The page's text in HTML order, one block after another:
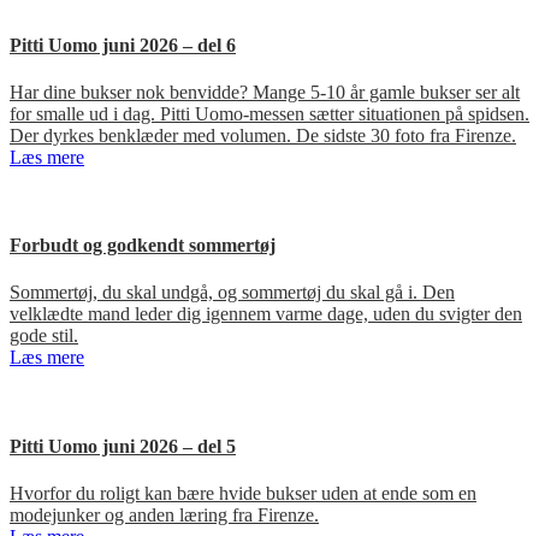
Pitti Uomo juni 2026 – del 6
Har dine bukser nok benvidde? Mange 5-10 år gamle bukser ser alt
for smalle ud i dag. Pitti Uomo-messen sætter situationen på spidsen.
Der dyrkes benklæder med volumen. De sidste 30 foto fra Firenze.
Læs mere
Forbudt og godkendt sommertøj
Sommertøj, du skal undgå, og sommertøj du skal gå i. Den
velklædte mand leder dig igennem varme dage, uden du svigter den
gode stil.
Læs mere
Pitti Uomo juni 2026 – del 5
Hvorfor du roligt kan bære hvide bukser uden at ende som en
modejunker og anden læring fra Firenze.